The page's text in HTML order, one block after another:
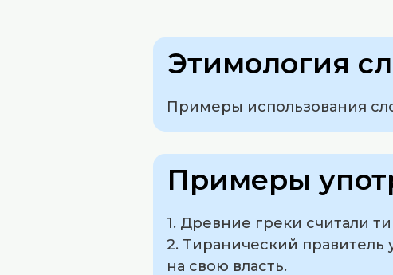
Этимология
Примеры использования
Примеры
1. Древние греки считали
2. Тиранический правитель
на свою власть.